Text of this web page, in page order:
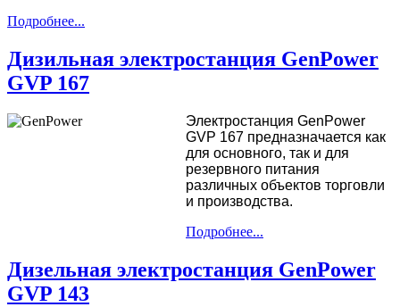
Подробнее...
Дизильная электростанция GenPower
GVP 167
Электростанция GenPower
GVP 167 предназначается как
для основного, так и для
резервного питания
различных объектов торговли
и производства.
Подробнее...
Дизельная электростанция GenPower
GVP 143